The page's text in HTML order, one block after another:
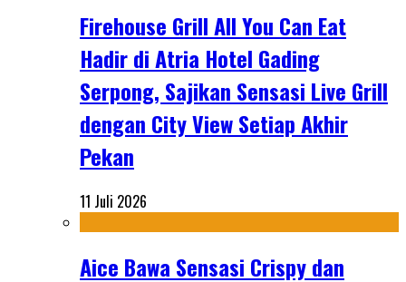
Firehouse Grill All You Can Eat
Hadir di Atria Hotel Gading
Serpong, Sajikan Sensasi Live Grill
dengan City View Setiap Akhir
Pekan
11 Juli 2026
Aice Bawa Sensasi Crispy dan